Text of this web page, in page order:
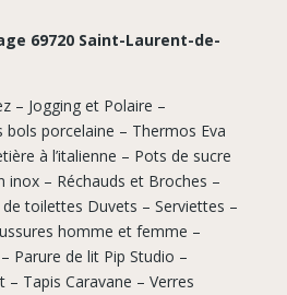
69720 Saint-Laurent-de-
– Jogging et Polaire –
porcelaine – Thermos Eva
à l’italienne – Pots de sucre
inox – Réchauds et Broches –
toilettes Duvets – Serviettes –
homme et femme –
Parure de lit Pip Studio –
– Tapis Caravane – Verres